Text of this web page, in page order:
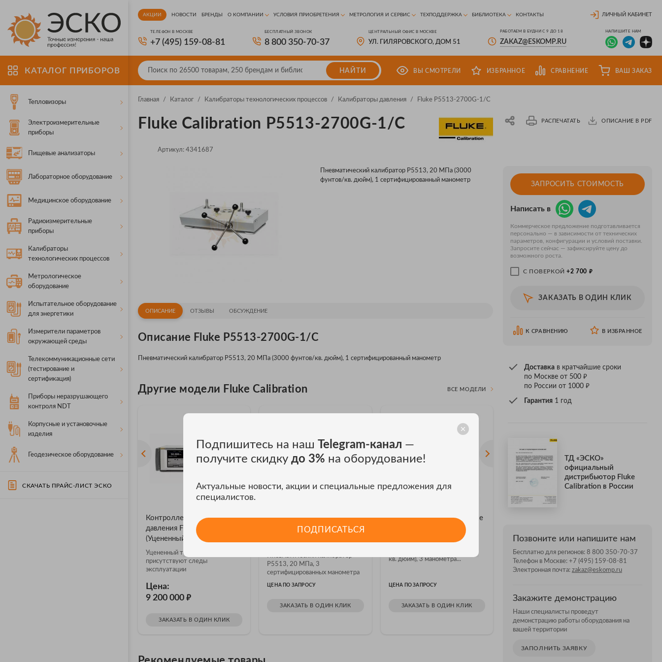
КАТАЛОГ ПРИБОРОВ
Тепловизоры
Электроизмерительные
приборы
Пищевые анализаторы
Лабораторное оборудование
Медицинское оборудование
Радиоизмерительные
приборы
Калибраторы
технологических процессов
Метрологическое
оборудование
Испытательное оборудование
для энергетики
Измерители параметров
окружающей среды
Телекоммуникационные сети
(тестирование и
сертификация)
Приборы неразрушающего
контроля NDT
Корпусные и установочные
изделия
Геодезическое оборудование
СКАЧАТЬ ПРАЙС-ЛИСТ ЭСКО
АКЦИИ НОВОСТИ БРЕНДЫ О КОМПАНИИ УСЛОВИЯ ПРИОБРЕТЕНИЯ МЕТРОЛОГИЯ И СЕРВИС ТЕХПОДДЕРЖКА БИБЛИОТЕКА КОНТАКТЫ ЛИЧНЫЙ КАБИНЕТ
ТЕЛЕФОН В МОСКВЕ
+7 (495) 159-08-81
БЕСПЛАТНЫЙ ЗВОНОК
8 800 350-70-37
ЦЕНТРАЛЬНЫЙ ОФИС В МОСКВЕ
УЛ. ГИЛЯРОВСКОГО, ДОМ 51
РАБОТАЕМ В БУДНИ С 9 ДО 18
ZAKAZ@ESKOMP.RU
НАПИШИТЕ НАМ
НАЙТИ ВЫ СМОТРЕЛИ ИЗБРАННОЕ СРАВНЕНИЕ ВАШ ЗАКАЗ
Главная / Каталог / Калибраторы технологических процессов / Калибраторы давления / Fluke P5513-2700G-1/C
Fluke Calibration P5513-2700G-1/C РАСПЕЧАТАТЬ ОПИСАНИЕ В PDF
Артикул: 4341687
Пневматический калибратор P5513, 20 МПа (3000
фунтов/кв. дюйм), 1 сертифицированный манометр
ОПИСАНИЕ ОТЗЫВЫ ОБСУЖДЕНИЕ
Описание Fluke P5513-2700G-1/C
Пневматический калибратор P5513, 20 МПа (3000 фунтов/кв. дюйм), 1 сертифицированный манометр
Другие модели Fluke Calibration ВСЕ МОДЕЛИ
Контроллер калибратор
давления Fluke 6270A
(Уцененный товар)
Уцененный товар: без коробки,
присутствуют следы
эксплуатации
Цена:
9 200 000 ₽
ЗАКАЗАТЬ В ОДИН КЛИК
Калибратор давления Fluke
P5513-2700G-3/C
5 1 отзыв
Пневматический калибратор
P5513, 20 МПа, 3
сертифицированных манометра
ЦЕНА ПО ЗАПРОСУ
ЗАКАЗАТЬ В ОДИН КЛИК
Калибратор давления Fluke
Пневматический калибратор
кв. дюйм), 3 манометра...
ЦЕНА ПО ЗАПРОСУ
ЗАКАЗАТЬ В ОДИН КЛИК
Пневматический калибратор
P5513, 20 МПа, 1 манометр
(2700G-BG20M)
P5510/
ЗАПРОСИТЬ СТОИМОСТЬ
Написать в
Коммерческое предложение подготавливается
персонально — в зависимости от технических
параметров, конфигурации и условий поставки.
Запросите сейчас — зафиксируйте цену до
возможного роста.
С ПОВЕРКОЙ+2 700 ₽
ЗАКАЗАТЬ В ОДИН КЛИК
К СРАВНЕНИЮ В ИЗБРАННОЕ
Доставкав кратчайшие сроки
по Москве от 500 ₽
по России от 1000 ₽
Гарантия1 год
ТД «ЭСКО»
официальный
дистрибьютор Fluke
Calibration в России
Позвоните или напишите нам
Бесплатно для регионов: 8 800 350-70-37
Телефон в Москве: +7 (495) 159-08-81
Электронная почта: zakaz@eskomp.ru
Закажите демонстрацию
Наши специалисты проведут
демонстрацию работы оборудования на
вашей территории
ЗАПОЛНИТЬ ЗАЯВКУ
Подпишитесь на наш Telegram-канал —
получите скидку до 3% на оборудование!
Актуальные новости, акции и специальные предложения для
специалистов.
ПОДПИСАТЬСЯ